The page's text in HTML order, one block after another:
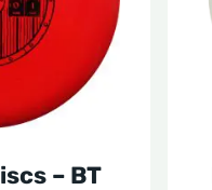
– BT